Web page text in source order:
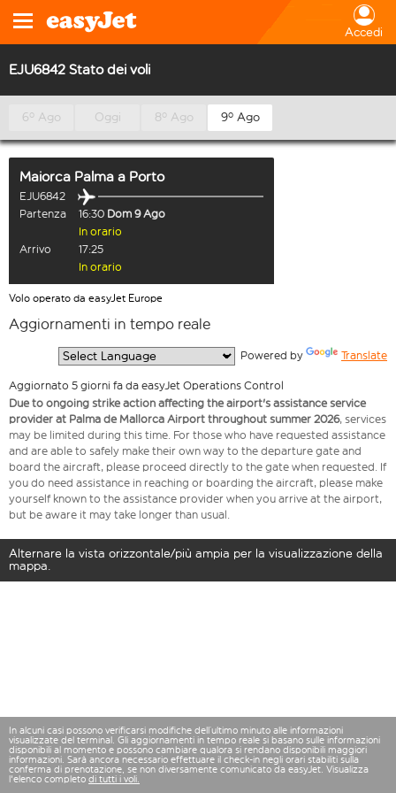
Accedi
EJU6842 Stato dei voli
6º Ago Oggi 8º Ago 9º Ago
Maiorca Palma a Porto
EJU6842
Partenza
16:30 Dom 9 Ago
In orario
Arrivo
17:25
In orario
Volo operato da easyJet Europe
Aggiornamenti in tempo reale
Powered by Translate
Aggiornato 5 giorni fa da easyJet Operations Control
Due to ongoing strike action affecting the airport's assistance service
provider at Palma de Mallorca Airport throughout summer 2026, services
may be limited during this time. For those who have requested assistance
and are able to safely make their own way to the departure gate and
board the aircraft, please proceed directly to the gate when requested. If
you do need assistance in reaching or boarding the aircraft, please make
yourself known to the assistance provider when you arrive at the airport,
but be aware it may take longer than usual.
Alternare la vista orizzontale/più ampia per la visualizzazione della
mappa.
In alcuni casi possono verificarsi modifiche dell’ultimo minuto alle informazioni
visualizzate del terminal. Gli aggiornamenti in tempo reale si basano sulle informazioni
disponibili al momento e possono cambiare qualora si rendano disponibili maggiori
informazioni. Sarà ancora necessario effettuare il check-in negli orari stabiliti sulla
conferma di prenotazione, se non diversamente comunicato da easyJet. Visualizza
l'elenco completo di tutti i voli.